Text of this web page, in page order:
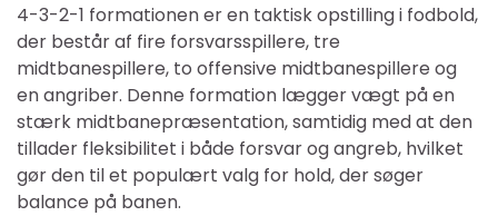
4-3-2-1 formationen er en taktisk opstilling i fodbold,
der består af fire forsvarsspillere, tre
midtbanespillere, to offensive midtbanespillere og
en angriber. Denne formation lægger vægt på en
stærk midtbanepræsentation, samtidig med at den
tillader fleksibilitet i både forsvar og angreb, hvilket
gør den til et populært valg for hold, der søger
balance på banen.